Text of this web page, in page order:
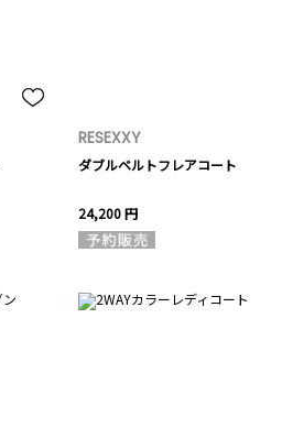
RESEXXY
ダブルベルトフレアコート
24,200 円